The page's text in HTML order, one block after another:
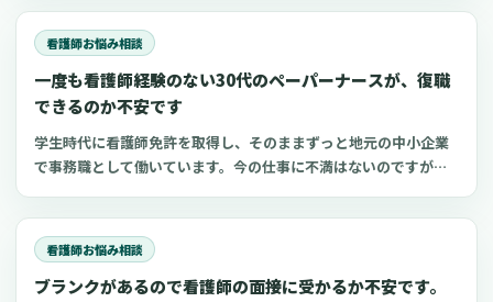
看護師お悩み相談
一度も看護師経験のない30代のペーパーナースが、復職
できるのか不安です
学生時代に看護師免許を取得し、そのままずっと地元の中小企業
で事務職として働いています。今の仕事に不満はないのですが、
う気持ちがあります。年齢も35歳になり、「働き方を変えるのな
ら今しかない」と、強く思うようになりました。一
看護師お悩み相談
ブランクがあるので看護師の面接に受かるか不安です。